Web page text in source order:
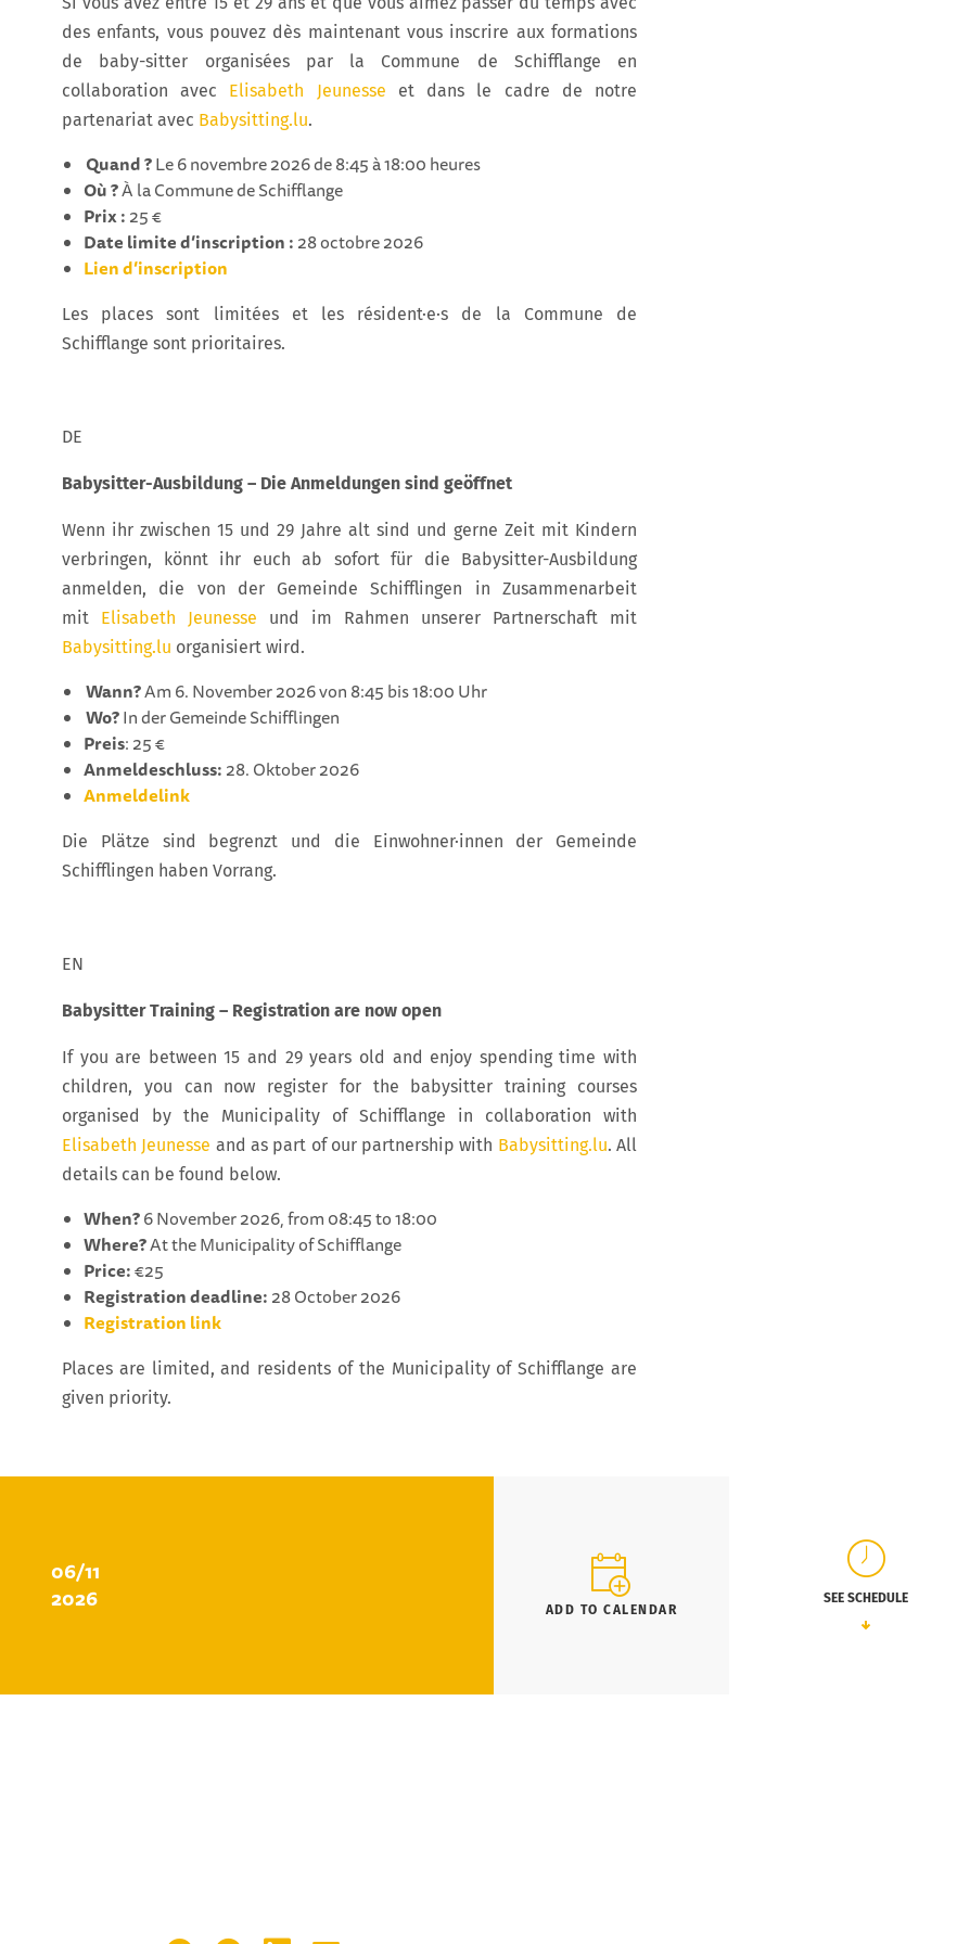
des enfants, vous pouvez dès maintenant vous inscrire aux formations
de baby-sitter organisées par la Commune de Schifflange en
collaboration avec Elisabeth Jeunesse et dans le cadre de notre
partenariat avec Babysitting.lu.
Quand ?Le 6 novembre 2026 de 8:45 à 18:00 heures
Où ?À la Commune de Schifflange
Prix : 25 €
Date limite d’inscription : 28 octobre 2026
Lien d’inscription
Les places sont limitées et les résident·e·s de la Commune de
Schifflange sont prioritaires.
DE
Babysitter-Ausbildung – Die Anmeldungen sind geöffnet
Wenn ihr zwischen 15 und 29 Jahre alt sind und gerne Zeit mit Kindern
verbringen, könnt ihr euch ab sofort für die Babysitter-Ausbildung
anmelden, die von der Gemeinde Schifflingen in Zusammenarbeit
mit Elisabeth Jeunesse und im Rahmen unserer Partnerschaft mit
Babysitting.lu organisiert wird.
Wann?Am 6. November 2026 von 8:45 bis 18:00 Uhr
Wo?In der Gemeinde Schifflingen
Preis: 25 €
Anmeldeschluss: 28. Oktober 2026
Anmeldelink
Die Plätze sind begrenzt und die Einwohner·innen der Gemeinde
Schifflingen haben Vorrang.
EN
Babysitter Training – Registration are now open
If you are between 15 and 29 years old and enjoy spending time with
children, you can now register for the babysitter training courses
organised by the Municipality of Schifflange in collaboration with
Elisabeth Jeunesse and as part of our partnership with Babysitting.lu. All
details can be found below.
When?6 November 2026, from 08:45 to 18:00
Where?At the Municipality of Schifflange
Price:€25
Registration deadline: 28 October 2026
Registration link
Places are limited, and residents of the Municipality of Schifflange are
given priority.
06/11
2026
ADD TO CALENDAR
SEE SCHEDULE